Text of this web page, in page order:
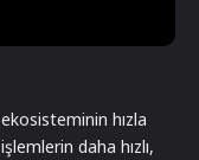
hızla
daha hızlı,